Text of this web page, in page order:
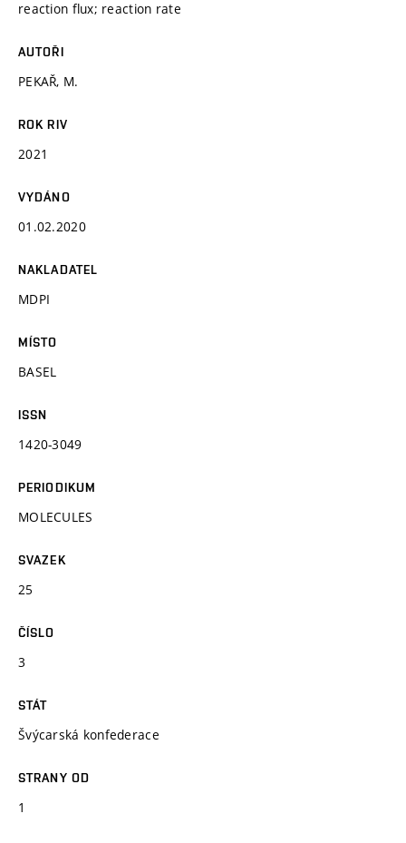
reaction flux; reaction rate
AUTOŘI
PEKAŘ, M.
ROK RIV
2021
VYDÁNO
01.02.2020
NAKLADATEL
MDPI
MÍSTO
BASEL
ISSN
1420-3049
PERIODIKUM
MOLECULES
SVAZEK
25
ČÍSLO
3
STÁT
Švýcarská konfederace
STRANY OD
1